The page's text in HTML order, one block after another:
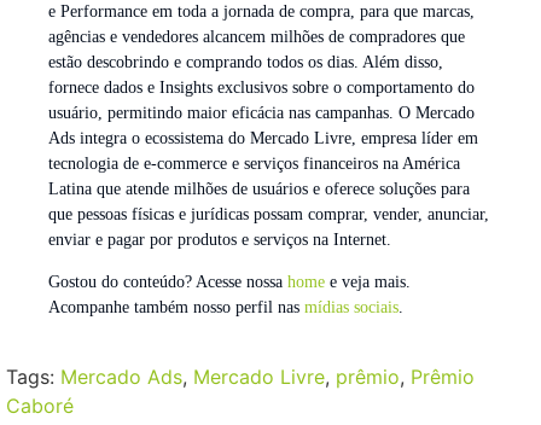
e Performance em toda a jornada de compra, para que marcas,
agências e vendedores alcancem milhões de compradores que
estão descobrindo e comprando todos os dias. Além disso,
fornece dados e Insights exclusivos sobre o comportamento do
usuário, permitindo maior eficácia nas campanhas. O Mercado
Ads integra o ecossistema do Mercado Livre, empresa líder em
tecnologia de e-commerce e serviços financeiros na América
Latina que atende milhões de usuários e oferece soluções para
que pessoas físicas e jurídicas possam comprar, vender, anunciar,
enviar e pagar por produtos e serviços na Internet.
Gostou do conteúdo? Acesse nossa home e veja mais.
Acompanhe também nosso perfil nas mídias sociais.
Tags: Mercado Ads, Mercado Livre, prêmio, Prêmio
Caboré